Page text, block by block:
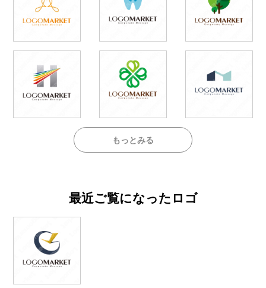
もっとみる
最近ご覧になったロゴ